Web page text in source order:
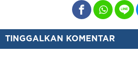
TINGGALKAN KOMENTAR